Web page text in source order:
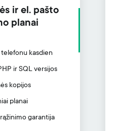
ir el. pašto
planai
telefonu kasdien
ir SQL versijos
kopijos
planai
garantija